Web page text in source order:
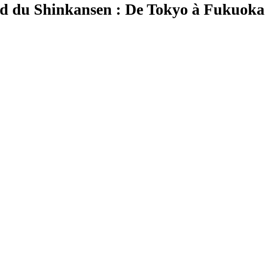
du Shinkansen : De Tokyo à Fukuoka